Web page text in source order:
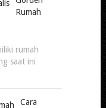
Rumah
rumah
saat ini
Cara